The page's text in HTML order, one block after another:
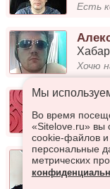
Мы
Во время
«Sitelove.ru» вы
cookie-файлов
персональные
метрических